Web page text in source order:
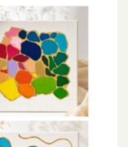
variants.
The
options
may
be
chosen